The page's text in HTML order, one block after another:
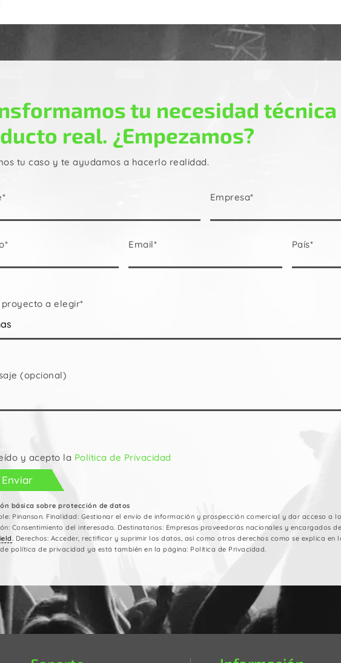
tu necesidad técnica
real. ¿Empezamos?
tu caso y te ayudamos a hacerlo realidad.
Empresa*
Email* País*
proyecto a elegir*
(opcional)
y acepto la Política de Privacidad
básica sobre protección de datos
Pinanson. Finalidad: Gestionar el envío de información y prospección comercial y dar acceso a
Consentimiento del interesado. Destinatarios: Empresas proveedoras nacionales y encargados
. Derechos: Acceder, rectificar y suprimir los datos, así como otros derechos como se explica
política de privacidad ya está también en la página: Política de Privacidad.